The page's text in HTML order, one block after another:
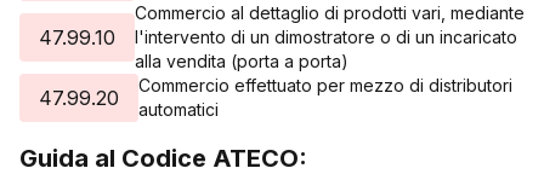
47.99.10
Commercio al dettaglio di prodotti vari, mediante
l'intervento di un dimostratore o di un incaricato
alla vendita (porta a porta)
47.99.20
Commercio effettuato per mezzo di distributori
automatici
Guida al Codice ATECO: